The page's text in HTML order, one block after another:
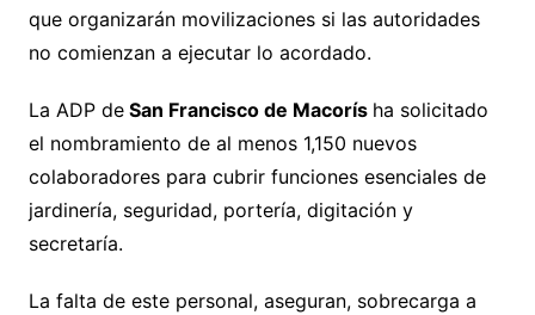
que organizarán movilizaciones si las autoridades
no comienzan a ejecutar lo acordado.
La ADP deSan Francisco de Macorís ha solicitado
el nombramiento de al menos 1,150 nuevos
colaboradores para cubrir funciones esenciales de
jardinería, seguridad, portería, digitación y
secretaría.
La falta de este personal, aseguran, sobrecarga a